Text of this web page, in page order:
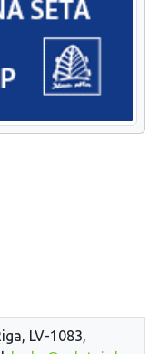
LV-1083,